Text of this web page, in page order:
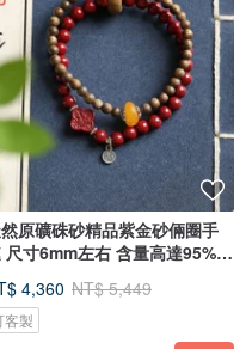
品硃砂，帝王紅砂品相好顏色正，
砂晶點閃爍漂亮，硃砂含量高達
砂首飾。
原礦硃砂精品紫金砂倆圈手
尺寸6mm左右 含量高達95%以
4,360 NT$ 5,449
客製